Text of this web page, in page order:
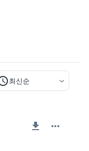
최신순